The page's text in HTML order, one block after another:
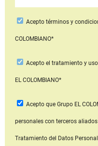
Aceptotérminos y
COLOMBIANO*
Acepto el tratamiento y
EL COLOMBIANO*
Acepto que Grupo EL
personales con terceros
Tratamiento del Datos